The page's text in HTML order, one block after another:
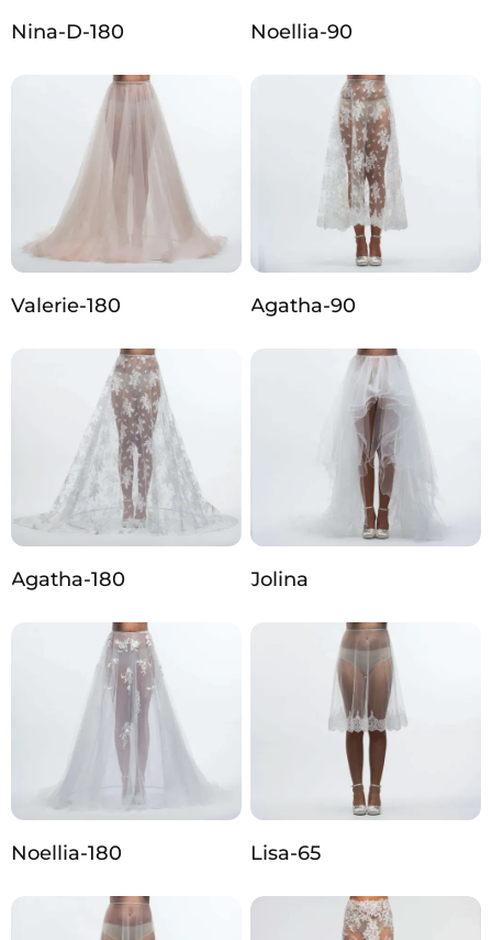
Nina-D-180 Noellia-90
Valerie-180 Agatha-90
Agatha-180 Jolina
Noellia-180 Lisa-65